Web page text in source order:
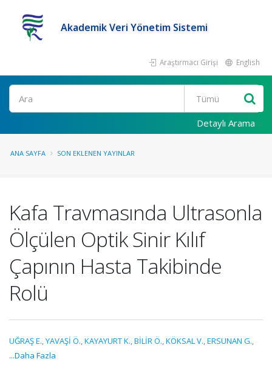
Akademik Veri Yönetim Sistemi
Araştırmacı Girişi English
Ara
Detaylı Arama
ANA SAYFA SON EKLENEN YAYINLAR
Kafa Travmasında Ultrasonla
Ölçülen Optik Sinir Kılıf
Çapının Hasta Takibinde
Rolü
UĞRAŞ E.,YAVAŞİ Ö.,KAYAYURT K.,BİLİR Ö.,KÖKSAL V.,ERSUNAN G.,
...Daha Fazla